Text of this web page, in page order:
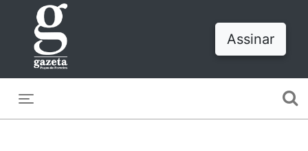
Assinar